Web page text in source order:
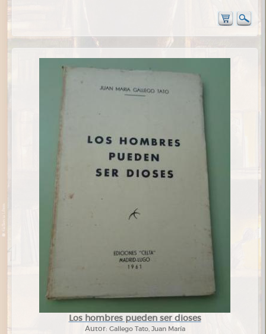
Los hombres pueden ser dioses
Autor: Gallego Tato, Juan María